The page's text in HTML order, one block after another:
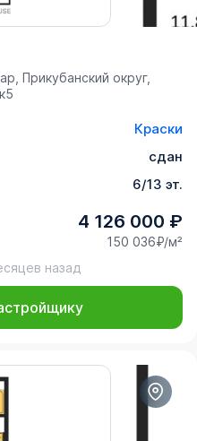
Прикубанский округ,
Краски
сдан
6/13 эт.
4 126 000 ₽
150 036₽/м²
назад